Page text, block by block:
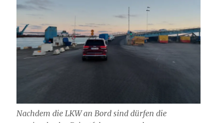
Nachdem die LKW an Bord sind dürfen die